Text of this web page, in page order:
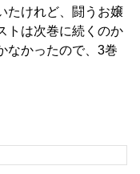
たけれど、闘うお嬢
トは次巻に続くのか
なかったので、3巻